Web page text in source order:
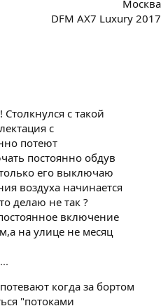
Москва
DFM AX7 Luxury 2017
с такой
с
потеют
постоянно обдув
его выключаю
воздуха начинается
делаю не так ?
включение
на улице не месяц
когда за бортом
"потоками